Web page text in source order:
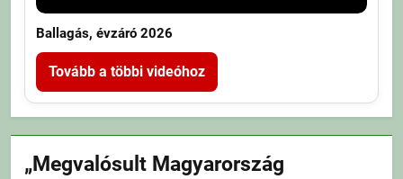
Ballagás, évzáró 2026
Tovább a többi videóhoz
„Megvalósult Magyarország